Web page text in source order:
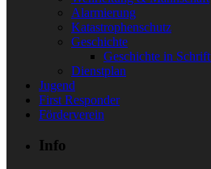
Alarmierung
Katastrophenschutz
Geschichte
Geschichte in
Dienstplan
Jugend
First Responder
Förderverein
Info